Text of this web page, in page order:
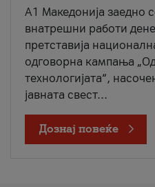
A1 Македонија заедно
внатрешни работи
претставија
одговорна кампања
технологијата“,
јавната свест...
Дознај повеќе